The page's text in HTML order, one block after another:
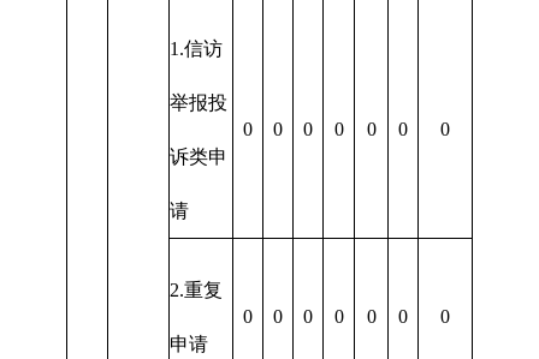
1.信访
举报投
诉类申
请
0 0 0 0 0 0 0
2.重复
申请
0 0 0 0 0 0 0